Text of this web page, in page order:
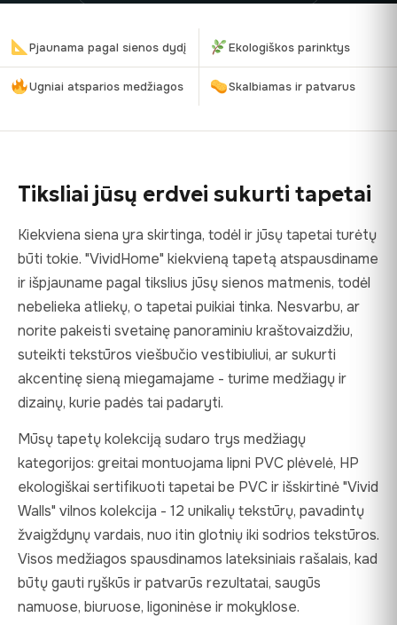
Pjaunama pagal sienos dydį Ekologiškos parinktys
Ugniai atsparios medžiagos Skalbiamas ir patvarus
Tiksliai jūsų erdvei sukurti tapetai
Kiekviena siena yra skirtinga, todėl ir jūsų tapetai turėtų
būti tokie. "VividHome" kiekvieną tapetą atspausdiname
ir išpjauname pagal tikslius jūsų sienos matmenis, todėl
nebelieka atliekų, o tapetai puikiai tinka. Nesvarbu, ar
norite pakeisti svetainę panoraminiu kraštovaizdžiu,
suteikti tekstūros viešbučio vestibiuliui, ar sukurti
akcentinę sieną miegamajame - turime medžiagų ir
dizainų, kurie padės tai padaryti.
Mūsų tapetų kolekciją sudaro trys medžiagų
kategorijos: greitai montuojama lipni PVC plėvelė, HP
ekologiškai sertifikuoti tapetai be PVC ir išskirtinė "Vivid
Walls" vilnos kolekcija - 12 unikalių tekstūrų, pavadintų
žvaigždynų vardais, nuo itin glotnių iki sodrios tekstūros.
Visos medžiagos spausdinamos lateksiniais rašalais, kad
būtų gauti ryškūs ir patvarūs rezultatai, saugūs
namuose, biuruose, ligoninėse ir mokyklose.